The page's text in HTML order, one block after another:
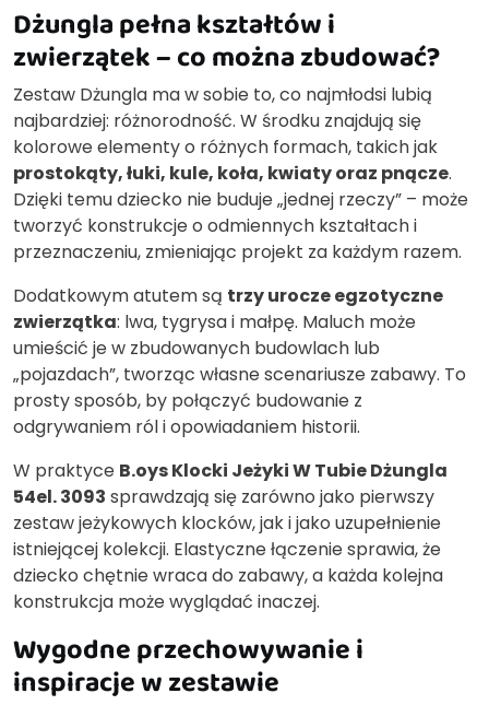
Dżungla pełna kształtów i
zwierzątek – co można zbudować?
Zestaw Dżungla ma w sobie to, co najmłodsi lubią
najbardziej: różnorodność. W środku znajdują się
kolorowe elementy o różnych formach, takich jak
prostokąty, łuki, kule, koła, kwiaty oraz pnącze.
Dzięki temu dziecko nie buduje „jednej rzeczy” – może
tworzyć konstrukcje o odmiennych kształtach i
przeznaczeniu, zmieniając projekt za każdym razem.
Dodatkowym atutem są trzy urocze egzotyczne
zwierzątka: lwa, tygrysa i małpę. Maluch może
umieścić je w zbudowanych budowlach lub
„pojazdach”, tworząc własne scenariusze zabawy. To
prosty sposób, by połączyć budowanie z
odgrywaniem ról i opowiadaniem historii.
W praktyce B.oys Klocki Jeżyki W Tubie Dżungla
54el. 3093 sprawdzają się zarówno jako pierwszy
zestaw jeżykowych klocków, jak i jako uzupełnienie
istniejącej kolekcji. Elastyczne łączenie sprawia, że
dziecko chętnie wraca do zabawy, a każda kolejna
konstrukcja może wyglądać inaczej.
Wygodne przechowywanie i
inspiracje w zestawie